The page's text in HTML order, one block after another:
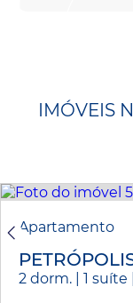
IMÓVEIS
Apartamento
2 dorm. | 1 suíte